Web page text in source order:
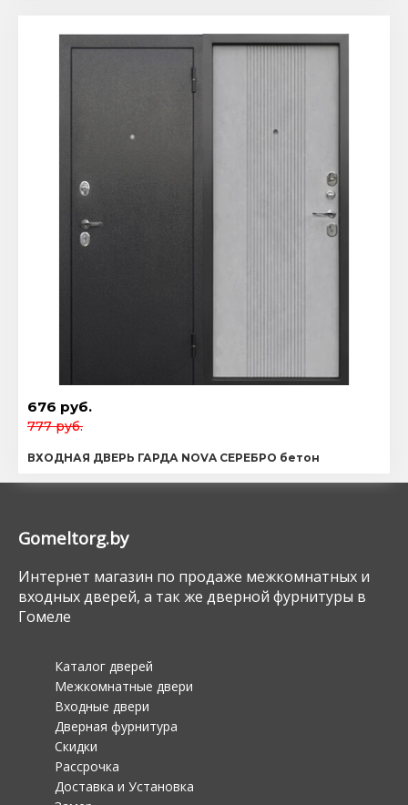
676 руб.
777 руб.
ВХОДНАЯ ДВЕРЬ ГАРДА NOVA СЕРЕБРО бетон
Gomeltorg.by
Интернет магазин по продаже межкомнатных и
входных дверей, а так же дверной фурнитуры в
Гомеле
Каталог дверей
Межкомнатные двери
Входные двери
Дверная фурнитура
Скидки
Рассрочка
Доставка и Установка